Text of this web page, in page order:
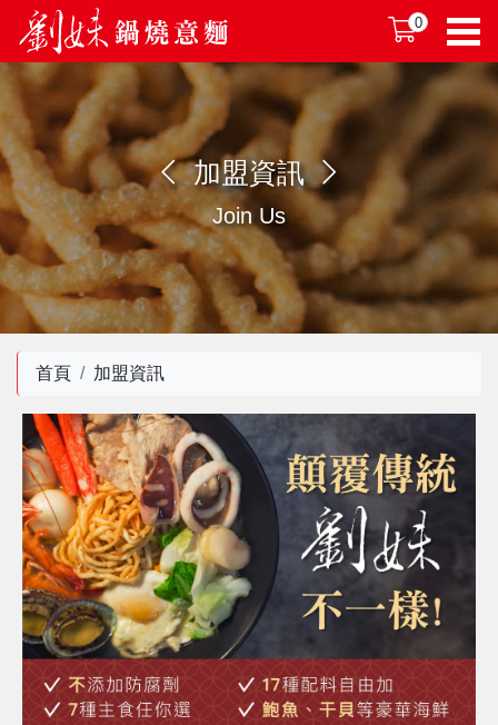
0
加盟資訊
Join Us
首頁 加盟資訊